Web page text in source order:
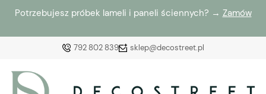
Potrzebujesz próbek lameli i paneli ściennych? → Zamów
792 802 839 sklep@decostreet.pl